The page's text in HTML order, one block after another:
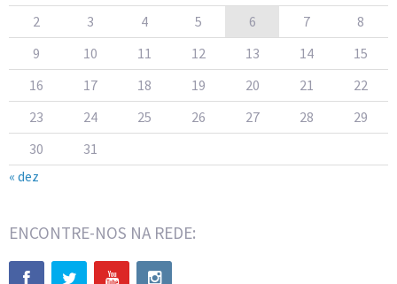
2
3 4 5 6 7
8
9
10 11 12 13 14
15
16
17 18 19 20 21
22
23
24 25 26 27 28
29
30
31
« dez
ENCONTRE-NOS NA REDE: